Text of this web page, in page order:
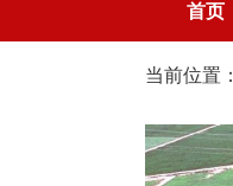
首页
当前位置：